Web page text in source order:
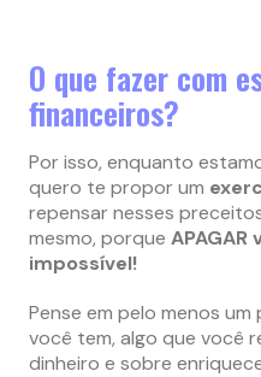
O que fazer com
financeiros?
Por isso, enquanto
quero te propor um
repensar nesses
mesmo, porque
impossível!
Pense em pelo menos
você tem, algo que você
dinheiro e sobre